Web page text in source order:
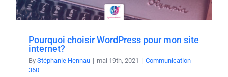
Pourquoi choisir WordPress pour mon site
internet?
By Stéphanie Hennau | mai 19th, 2021 | Communication
360